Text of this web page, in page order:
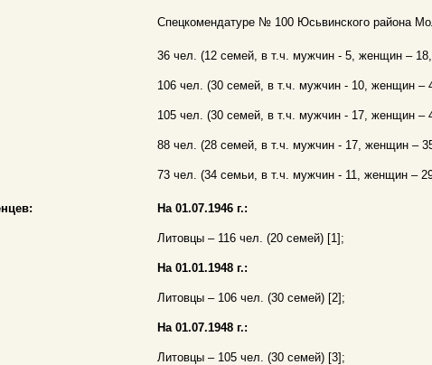
Спецкомендатуре № 100 Юсьвинского района
36 чел. (12 семей, в т.ч. мужчин - 5, женщин –
106 чел. (30 семей, в т.ч. мужчин - 10, женщин –
105 чел. (30 семей, в т.ч. мужчин - 17, женщин –
88 чел. (28 семей, в т.ч. мужчин - 17, женщин –
73 чел. (34 семьи, в т.ч. мужчин - 11, женщин –
На 01.07.1946 г.:
Литовцы – 116 чел. (20 семей) [1];
На 01.01.1948 г.:
Литовцы – 106 чел. (30 семей) [2];
На 01.07.1948 г.:
Литовцы – 105 чел. (30 семей) [3];